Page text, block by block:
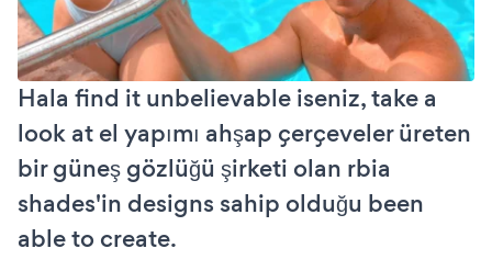
Hala find it unbelievable iseniz, take a
look at el yapımı ahşap çerçeveler üreten
bir güneş gözlüğü şirketi olan rbia
shades'in designs sahip olduğu been
able to create.